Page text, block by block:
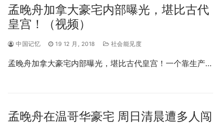
孟晚舟加拿大豪宅内部曝光，堪比古代
皇宫！（视频）
中国记忆 19 12 月, 2018 社会能见度
孟晚舟加拿大豪宅内部曝光，堪比古代皇宫！一个靠生产…
孟晚舟在温哥华豪宅 周日清晨遭多人闯